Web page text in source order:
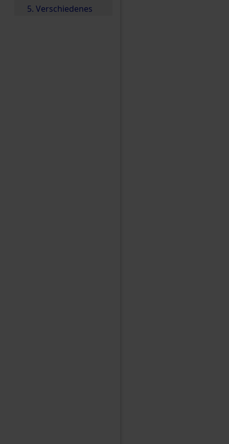
5. Verschiedenes